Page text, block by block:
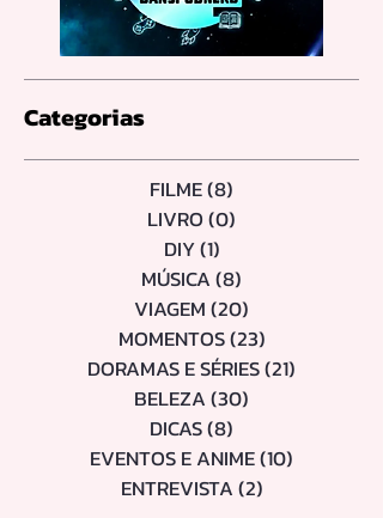
Categorias
FILME(8)8 posts
LIVRO(0)
DIY(1)1 post
MÚSICA (8)8 posts
VIAGEM(20)20 posts
MOMENTOS(23)23 posts
DORAMAS E SÉRIES
BELEZA (30)
DICAS(8)8 posts
EVENTOS E ANIME(10)